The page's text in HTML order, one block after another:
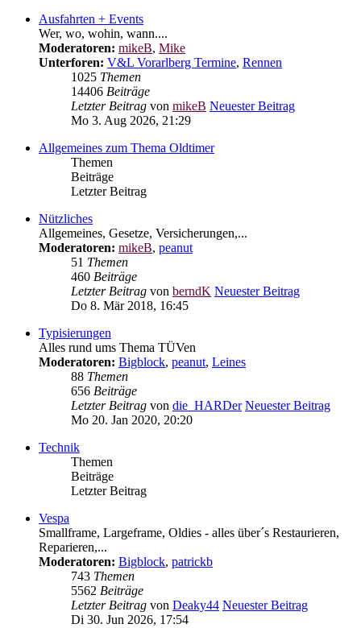
Ausfahrten + Events
Wer, wo, wohin, wann....
Moderatoren: mikeB, Mike
Unterforen: V&L Vorarlberg Termine, Rennen
1025 Themen
14406 Beiträge
Letzter Beitrag von mikeB Neuester Beitrag
Mo 3. Aug 2026, 21:29
Allgemeines zum Thema Oldtimer
Themen
Beiträge
Letzter Beitrag
Nützliches
Allgemeines, Gesetze, Versicherungen,...
Moderatoren: mikeB, peanut
51 Themen
460 Beiträge
Letzter Beitrag von berndK Neuester Beitrag
Do 8. Mär 2018, 16:45
Typisierungen
Alles rund ums Thema TÜVen
Moderatoren: Bigblock, peanut, Leines
88 Themen
656 Beiträge
Letzter Beitrag von die_HARDer Neuester Beitrag
Mo 20. Jan 2020, 20:20
Technik
Themen
Beiträge
Letzter Beitrag
Vespa
Smallframe, Largeframe, Oldies - alles über´s Restaurieren,
Reparieren,...
Moderatoren: Bigblock, patrickb
743 Themen
5562 Beiträge
Letzter Beitrag von Deaky44 Neuester Beitrag
Di 30. Jun 2026, 17:54